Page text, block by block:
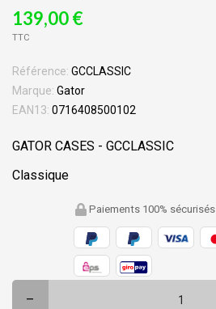
139,00 €
TTC
Référence: GCCLASSIC
Marque: Gator
EAN13: 0716408500102
GATOR CASES - GCCLASSIC
Classique
Paiements 100% sécurisés
–